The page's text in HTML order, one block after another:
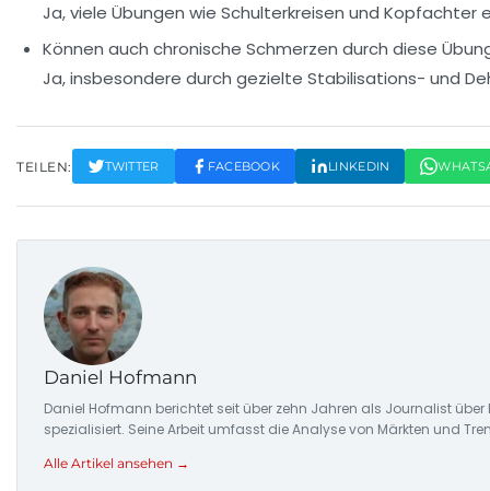
Ja, viele Übungen wie Schulterkreisen und Kopfachter
Können auch chronische Schmerzen durch diese
Ja, insbesondere durch gezielte Stabilisations- und
TEILEN: TWITTER FACEBOOK LINKEDIN
Daniel Hofmann
Daniel Hofmann berichtet seit über zehn Jahren als Journalist
spezialisiert. Seine Arbeit umfasst die Analyse von Märkten und
Alle Artikel ansehen →